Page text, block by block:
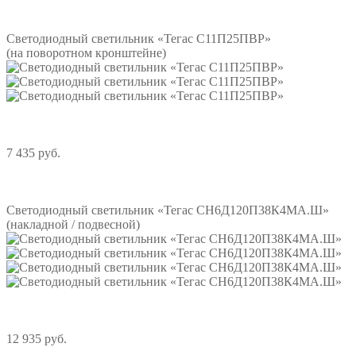
Светодиодный светильник «Тегас С11П25ПВР»
(на поворотном кронштейне)
7 435 руб.
Светодиодный светильник «Тегас СН6Д120П38К4МА.Ш»
(накладной / подвесной)
12 935 руб.